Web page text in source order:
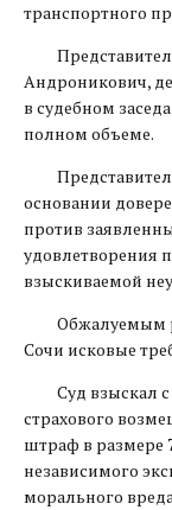
транспортного
Андроникович,
в судебном
полном объеме.
основании
против
удовлетворения
взыскиваемой
Обжалуемым
Сочи исковые
Суд взыскал
страхового
штраф в размере
независимого
морального